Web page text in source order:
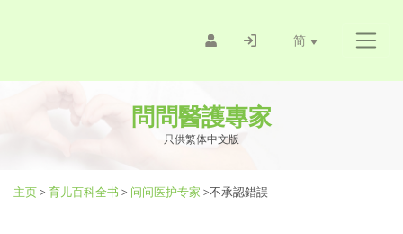
简
問問醫護專家
只供繁体中文版
主页> 育儿百科全书 > 问问医护专家 >不承認錯誤